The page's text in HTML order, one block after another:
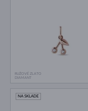
RUŽOVÉ ZLATO
DIAMANT
NA SKLADE